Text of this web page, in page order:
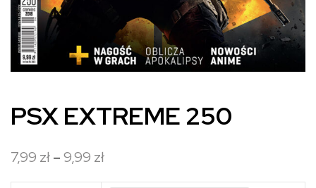
PSX EXTREME 250
7,99 zł–9,99 złZakres
cen: